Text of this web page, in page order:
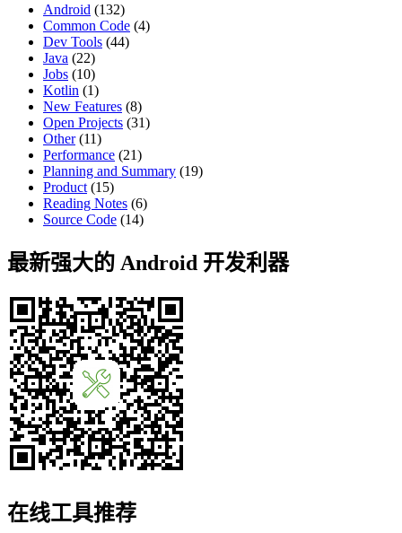
Android (132)
Common Code (4)
Dev Tools (44)
Java (22)
Jobs (10)
Kotlin (1)
New Features (8)
Open Projects (31)
Other(11)
Performance (21)
Planning and Summary (19)
Product (15)
Reading Notes (6)
Source Code (14)
最新强大的 Android 开发利器
在线工具推荐